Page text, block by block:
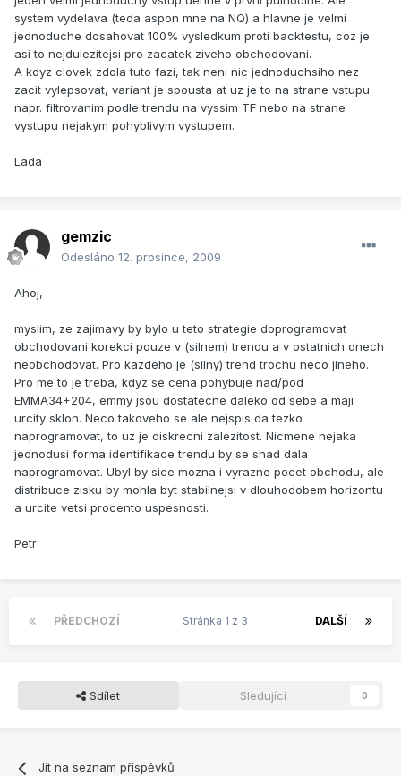
system vydelava (teda aspon mne na NQ) a hlavne je velmi
jednoduche dosahovat 100% vysledkum proti backtestu, coz je
asi to nejdulezitejsi pro zacatek ziveho obchodovani.
A kdyz clovek zdola tuto fazi, tak neni nic jednoduchsiho nez
zacit vylepsovat, variant je spousta at uz je to na strane vstupu
napr. filtrovanim podle trendu na vyssim TF nebo na strane
vystupu nejakym pohyblivym vystupem.
Lada
gemzic
Odesláno 12. prosince, 2009
Ahoj,
myslim, ze zajimavy by bylo u teto strategie doprogramovat
obchodovani korekci pouze v (silnem) trendu a v ostatnich dnech
neobchodovat. Pro kazdeho je (silny) trend trochu neco jineho.
Pro me to je treba, kdyz se cena pohybuje nad/pod
EMMA34+204, emmy jsou dostatecne daleko od sebe a maji
urcity sklon. Neco takoveho se ale nejspis da tezko
naprogramovat, to uz je diskrecni zalezitost. Nicmene nejaka
jednodusi forma identifikace trendu by se snad dala
naprogramovat. Ubyl by sice mozna i vyrazne pocet obchodu, ale
distribuce zisku by mohla byt stabilnejsi v dlouhodobem horizontu
a urcite vetsi procento uspesnosti.
Petr
PŘEDCHOZÍ DALŠÍ
Stránka 1 z 3
Sdílet Sledující 0
Jít na seznam příspěvků